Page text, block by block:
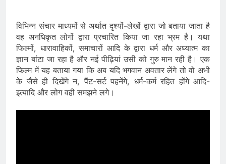
विभिन्न संचार माध्यमों से अर्थात दृश्यों-लेखों द्वारा जो बताया जाता है
वह अनधिकृत लोगों द्वारा प्रचारित किया जा रहा भ्रम है। यथा
फिल्मों, धारावाहिकों, समाचारों आदि के द्वारा धर्म और अध्यात्म का
ज्ञान बांटा जा रहा है और नई पीढ़ियां उसी को गुरु मान रही है। एक
फिल्म में यह बताया गया कि अब यदि भगवान अवतार लेंगे तो वो अभी
के जैसे ही दिखेंगे न, पैंट-सर्ट पहनेंगे, धर्म-कर्म रहित होंगे आदि-
इत्यादि और लोग वही समझने लगे।